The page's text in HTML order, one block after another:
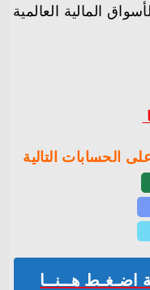
المالية العالمية
الحسابات التالية
اضـغـط هــنــا